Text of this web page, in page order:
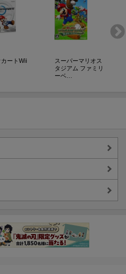
ートWii
スーパーマリオス
タジアム ファミリ
ーベ…